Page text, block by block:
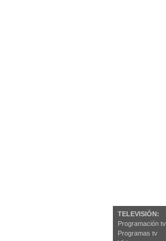
TELEVISIÓN:
Programación tv
Programas tv